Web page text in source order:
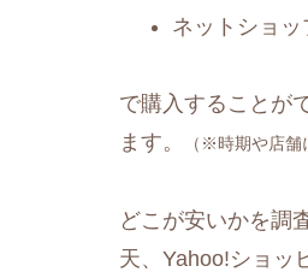
ネットショ
で購入することが
ます。
（※時期や店舗
どこが安いかを調
天、Yahoo!ショッ